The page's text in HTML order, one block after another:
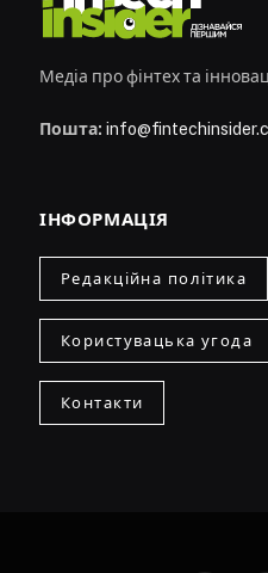
Медіа про фінтех та
Пошта:
ІНФОРМАЦІЯ
Редакційна політика
Користувацька угода
Контакти